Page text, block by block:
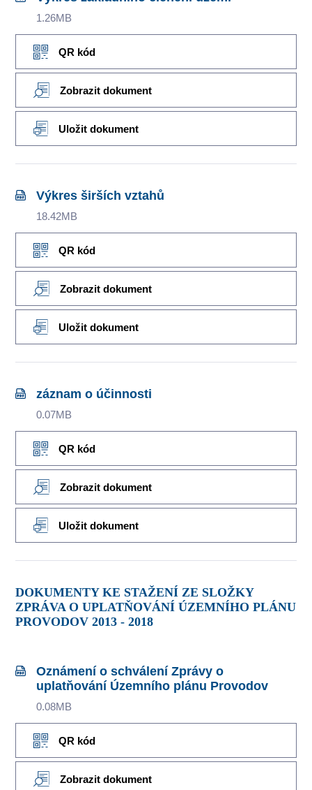
1.26MB
QR kód
Zobrazit dokument
Uložit dokument
Výkres širších vztahů
18.42MB
QR kód
Zobrazit dokument
Uložit dokument
záznam o účinnosti
0.07MB
QR kód
Zobrazit dokument
Uložit dokument
DOKUMENTY KE STAŽENÍ ZE SLOŽKY
ZPRÁVA O UPLATŇOVÁNÍ ÚZEMNÍHO PLÁNU
PROVODOV 2013 - 2018
Oznámení o schválení Zprávy o
uplatňování Územního plánu Provodov
0.08MB
QR kód
Zobrazit dokument